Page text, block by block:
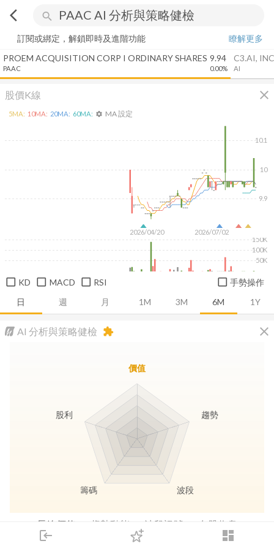
arrow_back_ios search
login dashboard
下單
訂閱或綁定，解鎖即時及進階功能
瞭解更多
PROEM ACQUISITION CORP I ORDINARY SHARES
PAAC
9.94
0.00%
C3.AI,
AI
股價K線 close
日 週 月 1M 3M 6M 1Y
2026/04/20 2026/07/02
9.9
10
10.1
50K
100K
150K
5MA: 10MA: 20MA: 60MA: settings MA 設定
KD MACD RSI 手勢操作
AI 分析與策略健檢 close
extension
長線價值 趨勢動能 波段訊號 存股收息
價值
趨勢
波段
籌碼
股利